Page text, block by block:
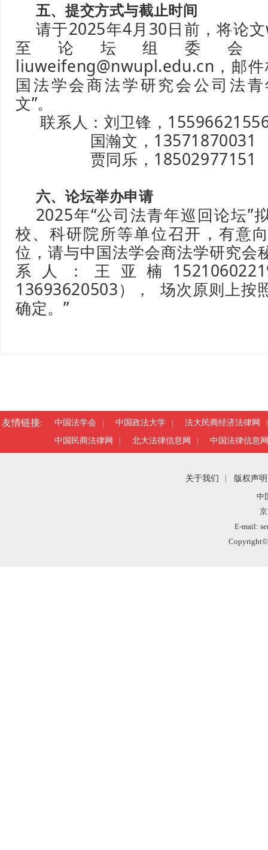
五、提交方式与截止时间
请于2025年4月30日前，将论
至论坛组委会
liuweifeng@nwupl.edu.cn，邮件
国法学会商法学研究会公司法
文”。
联系人：刘卫锋，
国瀚文，13571870031
贾同乐，18502977151
六、论坛举办申请
2025年“公司法青年巡回论坛”
校、科研院所等单位召开，有意
位，请与中国法学会商法学研究会
系人：王亚楠
13693620503）， 场次原则上按
确定。”
友情链接: 中国法学会 中国政法大学 法大民商经济法律网
中国民商法律网 北大法律信息网 中国法律信息网
关于我们
版权声明
中
E-mail: